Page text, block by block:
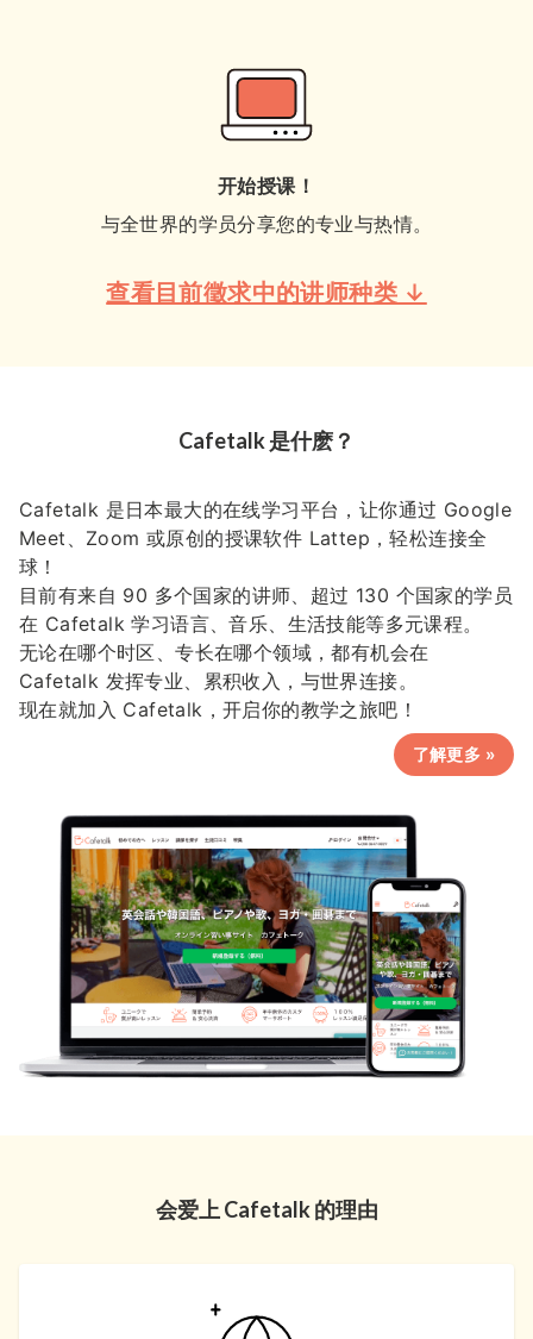
开始授课！
与全世界的学员分享您的专业与热情。
查看目前徵求中的讲师种类 ↓
Cafetalk 是什麽？
Cafetalk 是日本最大的在线学习平台，让你通过 Google
Meet、Zoom 或原创的授课软件 Lattep，轻松连接全
球！
目前有来自 90 多个国家的讲师、超过 130 个国家的学员
在 Cafetalk 学习语言、音乐、生活技能等多元课程。
无论在哪个时区、专长在哪个领域，都有机会在
Cafetalk 发挥专业、累积收入，与世界连接。
现在就加入 Cafetalk，开启你的教学之旅吧！
了解更多 »
会爱上 Cafetalk 的理由